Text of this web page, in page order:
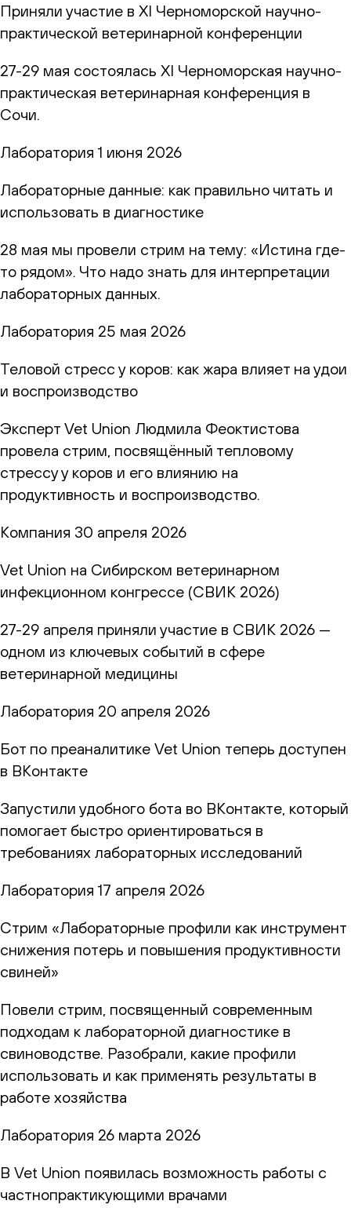
Приняли участие в XI Черноморской научно-
практической ветеринарной конференции
27-29 мая состоялась XI Черноморская научно-
практическая ветеринарная конференция в
Сочи.
Лаборатория 1 июня 2026
Лабораторные данные: как правильно читать и
использовать в диагностике
28 мая мы провели стрим на тему: «Истина где-
то рядом». Что надо знать для интерпретации
лабораторных данных.
Лаборатория 25 мая 2026
Теловой стресс у коров: как жара влияет на удои
и воспроизводство
Эксперт Vet Union Людмила Феоктистова
провела стрим, посвящённый тепловому
стрессу у коров и его влиянию на
продуктивность и воспроизводство.
Компания 30 апреля 2026
Vet Union на Сибирском ветеринарном
инфекционном конгрессе (СВИК 2026)
27-29 апреля приняли участие в СВИК 2026 —
одном из ключевых событий в сфере
ветеринарной медицины
Лаборатория 20 апреля 2026
Бот по преаналитике Vet Union теперь доступен
в ВКонтакте
Запустили удобного бота во ВКонтакте, который
помогает быстро ориентироваться в
требованиях лабораторных исследований
Лаборатория 17 апреля 2026
Стрим «Лабораторные профили как инструмент
снижения потерь и повышения продуктивности
свиней»
Повели стрим, посвященный современным
подходам к лабораторной диагностике в
свиноводстве. Разобрали, какие профили
использовать и как применять результаты в
работе хозяйства
Лаборатория 26 марта 2026
В Vet Union появилась возможность работы с
частнопрактикующими врачами